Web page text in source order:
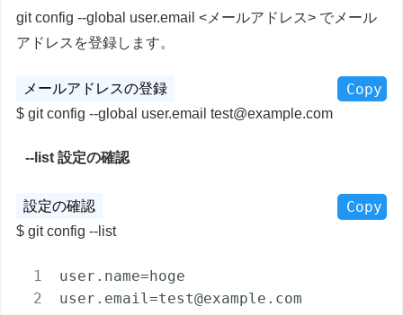
git config --global user.email <メールアドレス> でメール
アドレスを登録します。
Copy
git config --global user.email test@example.com
--list 設定の確認
Copy
git config --list
user.name
user.email=test@example.com